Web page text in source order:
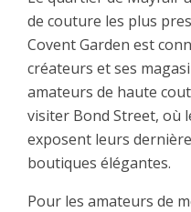
de couture les plus
Covent Garden est
créateurs et ses
amateurs de haute
visiter Bond Street, où
exposent leurs
boutiques élégantes.
Pour les amateurs de